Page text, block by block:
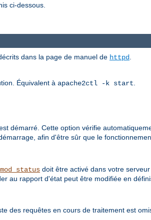
ci-dessous.
dans la page de manuel de httpd
Équivalent à apache2ctl -k start
démarré. Cette option vérifie
afin d'être sûr que le
mod_status doit être activé dans votre
au rapport d'état peut être modifiée en
des requêtes en cours de traitement est